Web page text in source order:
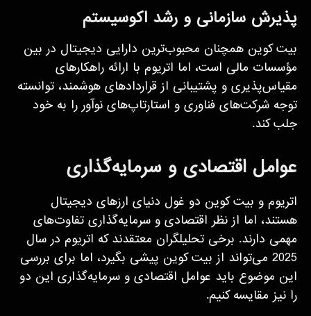
پذیرش سازمانی و رشد اکوسیستم
بیت کوین همچنان محبوب‌ترین دارایی دیجیتال در بین
مؤسسات مالی است، اما اتریوم با ارائه راهکارهای
مقیاس‌پذیری و پشتیبانی از قراردادهای هوشمند، توانسته
توجه شرکت‌های فناوری و استارتاپ‌های نوآور را به خود
جلب کند.
عوامل اقتصادی و سرمایه‌گذاری
اتریوم و بیت کوین دو غول دنیای ارزهای دیجیتال
هستند، اما از نظر اقتصادی و سرمایه‌گذاری تفاوت‌های
مهمی دارند. برخی تحلیلگران معتقدند که اتریوم در سال
2025 می‌تواند از بیت کوین پیشی بگیرد، اما برای بررسی
این موضوع باید عوامل اقتصادی و سرمایه‌گذاری این دو
را نیز مقایسه کنیم.